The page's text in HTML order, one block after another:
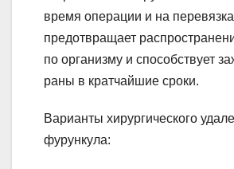
время операции и на
предотвращает
по организму и способствует
раны в кратчайшие сроки.
Варианты хирургического
фурункула: